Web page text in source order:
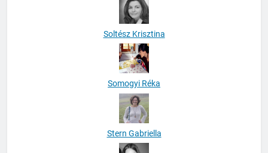
Soltész Krisztina
Somogyi Réka
Stern Gabriella